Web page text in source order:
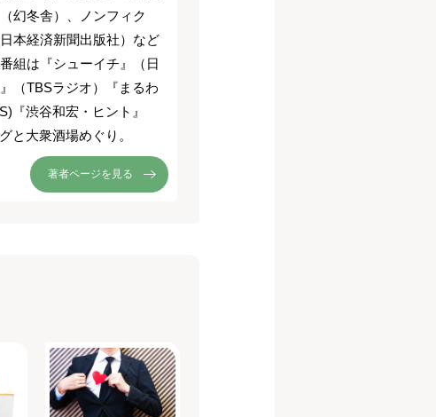
幻冬舎）、ノンフィク
本経済新聞出版社）など
組は『シューイチ』（日
（TBSラジオ）『まるわ
『渋谷和宏・ヒント』
と大衆酒場めぐり。
著者ページを見る